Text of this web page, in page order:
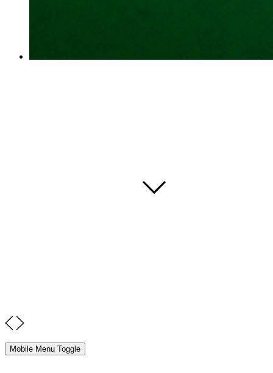
Mobile Menu Toggle